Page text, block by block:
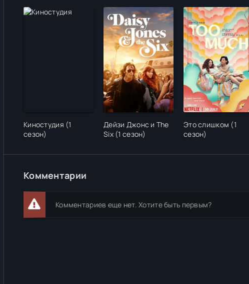
Киностудия (1
сезон)
Дейзи Джонс и The
Six (1 сезон)
Это слишком (1
сезон)
Комментарии
Комментариев еще нет. Хотите быть первым?